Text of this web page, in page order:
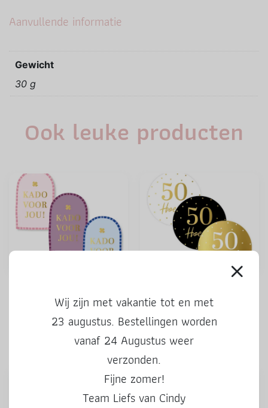
Aanvullende informatie
Gewicht
30 g
Ook leuke producten
kleur | 3 stuks
0,50
Wij zijn met vakantie tot en met
23 augustus. Bestellingen worden
vanaf 24 Augustus weer
verzonden.
Fijne zomer!
Team Liefs van Cindy